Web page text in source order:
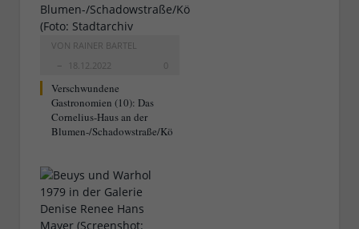
VON RAINER BARTEL
18.12.2022
0
Verschwundene
Gastronomien (10): Das
Cornelius-Haus an der
Blumen-/Schadowstraße/Kö